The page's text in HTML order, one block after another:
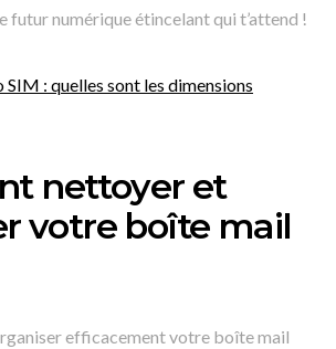
futur numérique étincelant qui t’attend !
SIM : quelles sont les dimensions
nettoyer et
votre boîte mail
efficacement votre boîte mail